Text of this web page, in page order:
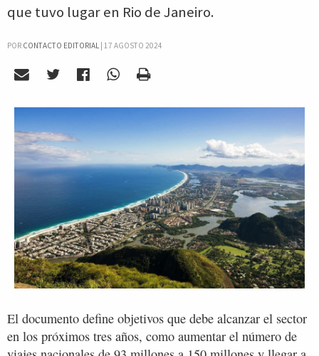
que tuvo lugar en Rio de Janeiro.
POR CONTACTO EDITORIAL| 17 AGOSTO 2024
El documento define objetivos que debe alcanzar el sector
en los próximos tres años, como aumentar el número de